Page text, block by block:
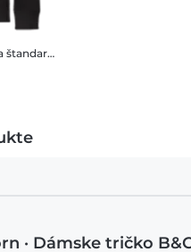
mikina
· Dámske tričko